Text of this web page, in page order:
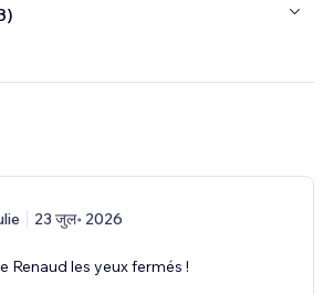
23 जुल॰ 2026
Renaud les yeux fermés !